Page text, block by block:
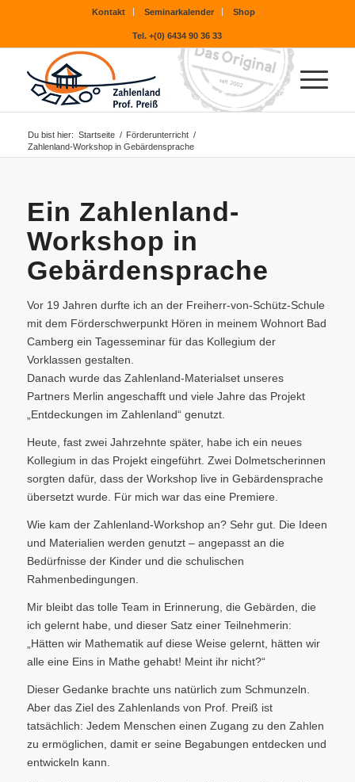
Kontakt Seminarkalender Shop
Tel. +(0) 6434 90 36 33
Du bist hier: Startseite / Förderunterricht /
Zahlenland-Workshop in Gebärdensprache
Ein Zahlenland-
Workshop in
Gebärdensprache
Vor 19 Jahren durfte ich an der Freiherr-von-Schütz-Schule
mit dem Förderschwerpunkt Hören in meinem Wohnort Bad
Camberg ein Tagesseminar für das Kollegium der
Vorklassen gestalten.
Danach wurde das Zahlenland-Materialset unseres
Partners Merlin angeschafft und viele Jahre das Projekt
„Entdeckungen im Zahlenland“ genutzt.
Heute, fast zwei Jahrzehnte später, habe ich ein neues
Kollegium in das Projekt eingeführt. Zwei Dolmetscherinnen
sorgten dafür, dass der Workshop live in Gebärdensprache
übersetzt wurde. Für mich war das eine Premiere.
Wie kam der Zahlenland-Workshop an? Sehr gut. Die Ideen
und Materialien werden genutzt – angepasst an die
Bedürfnisse der Kinder und die schulischen
Rahmenbedingungen.
Mir bleibt das tolle Team in Erinnerung, die Gebärden, die
ich gelernt habe, und dieser Satz einer Teilnehmerin:
„Hätten wir Mathematik auf diese Weise gelernt, hätten wir
alle eine Eins in Mathe gehabt! Meint ihr nicht?“
Dieser Gedanke brachte uns natürlich zum Schmunzeln.
Aber das Ziel des Zahlenlands von Prof. Preiß ist
tatsächlich: Jedem Menschen einen Zugang zu den Zahlen
zu ermöglichen, damit er seine Begabungen entdecken und
entwickeln kann.